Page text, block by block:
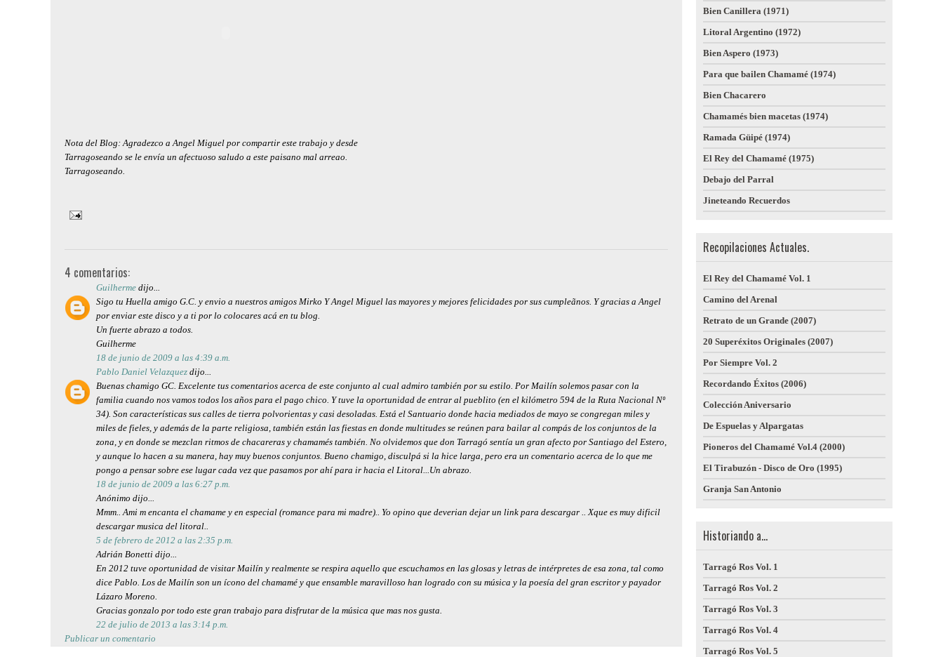
Nota del Blog: Agradezco a Angel Miguel por compartir este trabajo y desde
Tarragoseando se le envía un afectuoso saludo a este paisano mal arreao.
Tarragoseando.
4 comentarios:
Guilherme dijo...
Sigo tu Huella amigo G.C. y envio a nuestros amigos Mirko Y Angel Miguel las mayores y mejores felicidades por sus cumpleãnos. Y gracias a Angel
por enviar este disco y a ti por lo colocares acá en tu blog.
Un fuerte abrazo a todos.
Guilherme
18 de junio de 2009 a las 4:39 a.m.
Pablo Daniel Velazquez dijo...
Buenas chamigo GC. Excelente tus comentarios acerca de este conjunto al cual admiro también por su estilo. Por Mailín solemos pasar con la
familia cuando nos vamos todos los años para el pago chico. Y tuve la oportunidad de entrar al pueblito (en el kilómetro 594 de la Ruta Nacional Nº
34). Son características sus calles de tierra polvorientas y casi desoladas. Está el Santuario donde hacia mediados de mayo se congregan miles y
miles de fieles, y además de la parte religiosa, también están las fiestas en donde multitudes se reúnen para bailar al compás de los conjuntos de la
zona, y en donde se mezclan ritmos de chacareras y chamamés también. No olvidemos que don Tarragó sentía un gran afecto por Santiago del Estero,
y aunque lo hacen a su manera, hay muy buenos conjuntos. Bueno chamigo, disculpá si la hice larga, pero era un comentario acerca de lo que me
pongo a pensar sobre ese lugar cada vez que pasamos por ahí para ir hacia el Litoral...Un abrazo.
18 de junio de 2009 a las 6:27 p.m.
Anónimo dijo...
Mmm.. Ami m encanta el chamame y en especial (romance para mi madre).. Yo opino que deverian dejar un link para descargar .. Xque es muy dificil
descargar musica del litoral..
5 de febrero de 2012 a las 2:35 p.m.
Adrián Bonetti dijo...
En 2012 tuve oportunidad de visitar Mailín y realmente se respira aquello que escuchamos en las glosas y letras de intérpretes de esa zona, tal como
dice Pablo. Los de Mailín son un ícono del chamamé y que ensamble maravilloso han logrado con su música y la poesía del gran escritor y payador
Lázaro Moreno.
Gracias gonzalo por todo este gran trabajo para disfrutar de la música que mas nos gusta.
22 de julio de 2013 a las 3:14 p.m.
Publicar un comentario
Bien Canillera (1971)
Litoral Argentino (1972)
Bien Aspero (1973)
Para que bailen Chamamé (1974)
Bien Chacarero
Chamamés bien macetas (1974)
Ramada Güipé (1974)
El Rey del Chamamé (1975)
Debajo del Parral
Jineteando Recuerdos
Recopilaciones Actuales.
El Rey del Chamamé Vol. 1
Camino del Arenal
Retrato de un Grande (2007)
20 Superéxitos Originales (2007)
Por Siempre Vol. 2
Recordando Éxitos (2006)
Colección Aniversario
De Espuelas y Alpargatas
Pioneros del Chamamé Vol.4 (2000)
El Tirabuzón - Disco de Oro (1995)
Granja San Antonio
Historiando a...
Tarragó Ros Vol. 1
Tarragó Ros Vol. 2
Tarragó Ros Vol. 3
Tarragó Ros Vol. 4
Tarragó Ros Vol. 5